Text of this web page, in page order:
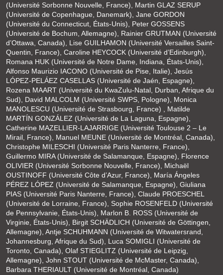
(Université Sorbonne Nouvelle, France), Martin GLAZ SERUP
(Université de Copenhague, Danemark), Jane GORDON
(Université du Connecticut, États-Unis), Peter GOSSENS
(Université de Bochum, Allemagne), Rainier GRUTMAN (Université
d’Ottawa, Canada), Lise GUILHAMON (Université Versailles Saint-
Quentin, France), Caroline HEYCOCK (Université d’Edinburgh),
Romana HUK (Université de Notre Dame, Indiana, États-Unis),
Alfonso Maurizio IACONO (Université de Pise, Italie), Jesús
LÓPEZ-PELÁEZ CASELLAS (Université de Jaén, Espagne),
Rozena MAART (Université du KwaZulu-Natal, Durban, Afrique du
Sud), David MALCOLM (Université SWPS, Pologne), Monica
MANOLESCU (Université de Strasbourg, France) , Matilde
MARTÍN GONZÁLEZ (Université de La Laguna, Espagne),
Catherine MAZELLIER-LAJARRIGE (Université Toulouse 2 – Le
Mirail, France), Manuel MEUNE (Université de Montréal, Canada),
Christophe MILESCHI (Université Paris Nanterre, France),
Guillermo MIRA (Université de Salamanque, Espagne), Florence
OLIVIER (Université Sorbonne Nouvelle, France), Michaël
OUSTINOFF (Université Côte d’Azur, France), María Ángeles
PÉREZ LÓPEZ (Université de Salamanque, Espagne), Giuliana
PIAS (Université Paris Nanterre, France), Claude PROESCHEL
(Université de Lorraine, France), Sophie ROSENFELD (Université
de Pennsylvanie, États-Unis), Marlon B. ROSS (Université de
Virginie, États-Unis), Birgit SCHÄDLICH (Université de Göttingen,
Allemagne), Antje SCHUHMANN (Université de Witwatersrand,
Johannesburg, Afrique du Sud), Luca SOMIGLI (Université de
Toronto, Canada), Olaf STIEGLITZ (Université de Leipzig,
Allemagne), John STOUT (Université de McMaster, Canada),
Barbara THERIAULT (Université de Montréal, Canada)